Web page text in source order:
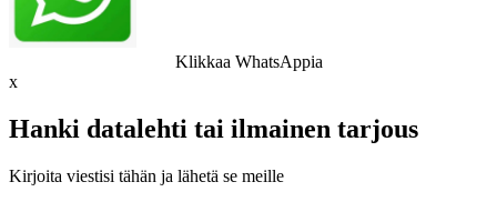
Klikkaa WhatsAppia
x
Hanki datalehti tai ilmainen tarjous
Kirjoita viestisi tähän ja lähetä se meille